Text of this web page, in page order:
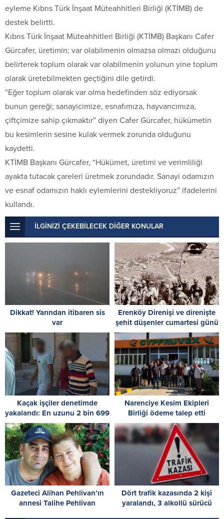
eyleme Kıbrıs Türk İnşaat Müteahhitleri Birliği (KTİMB) de
destek belirtti.
Kıbrıs Türk İnşaat Müteahhitleri Birliği (KTİMB) Başkanı Cafer
Gürcafer, üretimin; var olabilmenin olmazsa olmazı olduğunu
belirterek toplum olarak var olabilmenin yolunun yine toplum
olarak üretebilmekten geçtiğini dile getirdi.
“Eğer toplum olarak var olma hedefinden söz ediyorsak
bunun gereği; sanayicimize, esnafımıza, hayvancımıza,
çiftçimize sahip çıkmaktır” diyen Cafer Gürcafer, hükümetin
bu kesimlerin sesine kulak vermek zorunda olduğunu
kaydetti.
KTİMB Başkanı Gürcafer, “Hükümet, üretimi ve verimliliği
ayakta tutacak çareleri üretmek zorundadır. Sanayi odamızın
ve esnaf odamızın haklı eylemlerini destekliyoruz” ifadelerini
kullandı.
İLGİNİZİ ÇEKEBİLECEK DİĞER KONULAR
Dikkat! Yarından itibaren sis
var
Erenköy Direnişi ve direnişte
şehit düşenler cumartesi günü
düzenlenecek törenle anılacak
Kaçak işçiler denetimde
yakalandı: En uzunu 2 bin 699
gündür izinsiz
Narenciye Kesim Ekipleri
Birliği ödeme talep etti
Gazeteci Alihan Pehlivan’ın
annesi Talihe Pehlivan
Dört trafik kazasında 2 kişi
yaralandı, 3 alkollü sürücü